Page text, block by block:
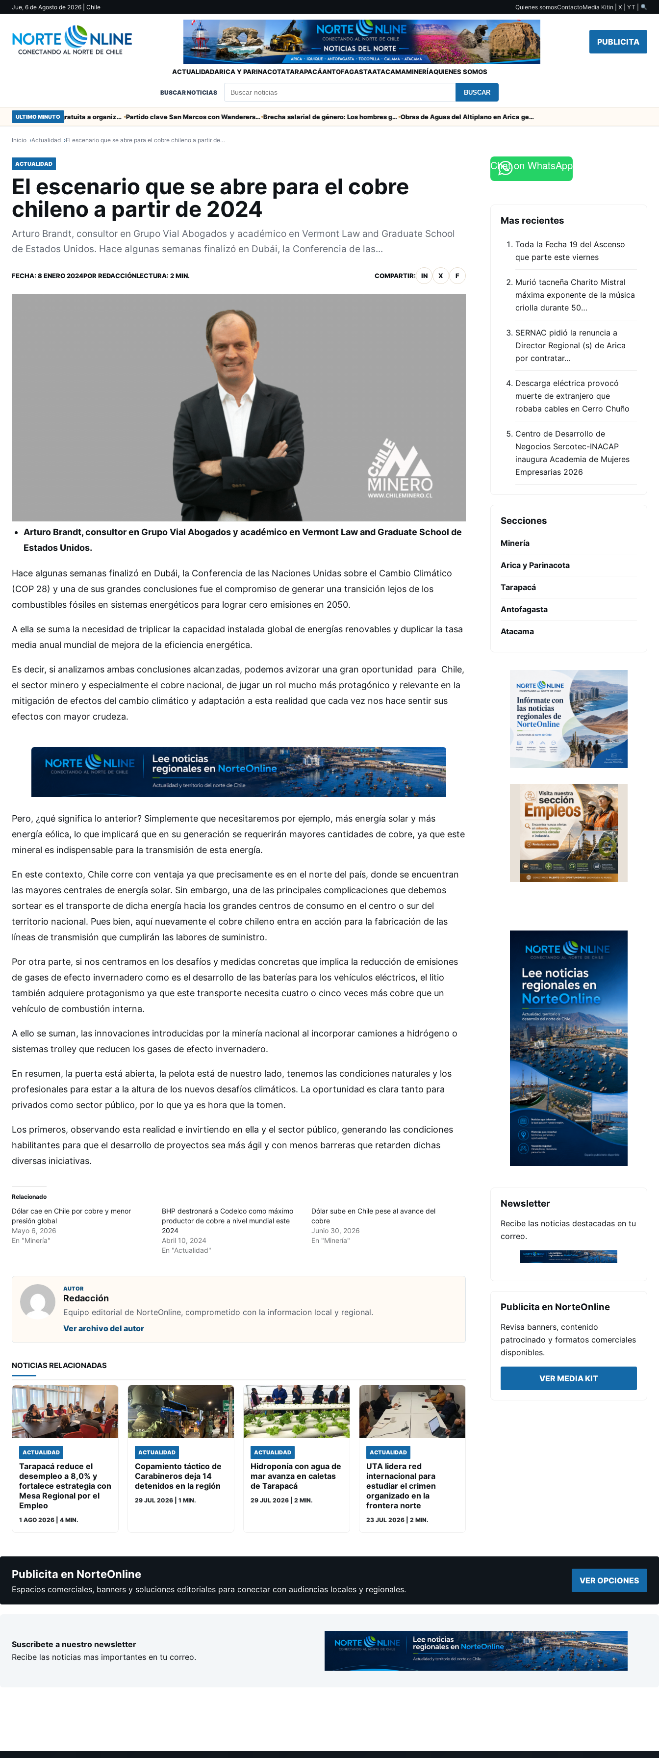
Jue, 6 de Agosto de 2026 | Chile Quienes somosContactoMedia Kitin | X | YT |
PUBLICITA
ACTUALIDADARICA Y PARINACOTATARAPACÁANTOFAGASTAATACAMAMINERÍAQUIENES SOMOS
BUSCAR NOTICIAS BUSCAR
ULTIMO MINUTO Entregaron fibra óptica gratuita a organizaciones sociales de Arica Partido clave San Marcos con Wanderers este sábado a las 15 horas en Valparaíso Brecha salarial de género: Los hombres ganan seis veces más que las mujeres Obras de Aguas del Altiplano en Arica generan puestos de trabajo
Inicio Actualidad El escenario que se abre para el cobre chileno a partir de…
ACTUALIDAD
El escenario que se abre para el cobre
chileno a partir de 2024
Arturo Brandt, consultor en Grupo Vial Abogados y académico en Vermont Law and Graduate School
de Estados Unidos. Hace algunas semanas finalizó en Dubái, la Conferencia de las...
FECHA: 8 ENERO 2024POR REDACCIÓNLECTURA: 2 MIN. COMPARTIR: IN X F
Arturo Brandt, consultor en Grupo Vial Abogados y académico en Vermont Law and Graduate School de
Estados Unidos.
Hace algunas semanas finalizó en Dubái, la Conferencia de las Naciones Unidas sobre el Cambio Climático
(COP 28) y una de sus grandes conclusiones fue el compromiso de generar una transición lejos de los
combustibles fósiles en sistemas energéticos para lograr cero emisiones en 2050.
A ella se suma la necesidad de triplicar la capacidad instalada global de energías renovables y duplicar la tasa
media anual mundial de mejora de la eficiencia energética.
Es decir, si analizamos ambas conclusiones alcanzadas, podemos avizorar una gran oportunidad para Chile,
el sector minero y especialmente el cobre nacional, de jugar un rol mucho más protagónico y relevante en la
mitigación de efectos del cambio climático y adaptación a esta realidad que cada vez nos hace sentir sus
efectos con mayor crudeza.
Pero, ¿qué significa lo anterior? Simplemente que necesitaremos por ejemplo, más energía solar y más
energía eólica, lo que implicará que en su generación se requerirán mayores cantidades de cobre, ya que este
mineral es indispensable para la transmisión de esta energía.
En este contexto, Chile corre con ventaja ya que precisamente es en el norte del país, donde se encuentran
las mayores centrales de energía solar. Sin embargo, una de las principales complicaciones que debemos
sortear es el transporte de dicha energía hacia los grandes centros de consumo en el centro o sur del
territorio nacional. Pues bien, aquí nuevamente el cobre chileno entra en acción para la fabricación de las
líneas de transmisión que cumplirán las labores de suministro.
Por otra parte, si nos centramos en los desafíos y medidas concretas que implica la reducción de emisiones
de gases de efecto invernadero como es el desarrollo de las baterías para los vehículos eléctricos, el litio
también adquiere protagonismo ya que este transporte necesita cuatro o cinco veces más cobre que un
vehículo de combustión interna.
A ello se suman, las innovaciones introducidas por la minería nacional al incorporar camiones a hidrógeno o
sistemas trolley que reducen los gases de efecto invernadero.
En resumen, la puerta está abierta, la pelota está de nuestro lado, tenemos las condiciones naturales y los
profesionales para estar a la altura de los nuevos desafíos climáticos. La oportunidad es clara tanto para
privados como sector público, por lo que ya es hora que la tomen.
Los primeros, observando esta realidad e invirtiendo en ella y el sector público, generando las condiciones
habilitantes para que el desarrollo de proyectos sea más ágil y con menos barreras que retarden dichas
diversas iniciativas.
Relacionado
Dólar cae en Chile por cobre y menor
presión global
Mayo 6, 2026
En "Minería"
BHP destronará a Codelco como máximo
productor de cobre a nivel mundial este
2024
Abril 10, 2024
En "Actualidad"
Dólar sube en Chile pese al avance del
cobre
Junio 30, 2026
En "Minería"
AUTOR
Redacción
Equipo editorial de NorteOnline, comprometido con la informacion local y regional.
Ver archivo del autor
NOTICIAS RELACIONADAS
ACTUALIDAD
Tarapacá reduce el
desempleo a 8,0% y
fortalece estrategia con
Mesa Regional por el
Empleo
1 AGO 2026 | 4 MIN.
ACTUALIDAD
Copamiento táctico de
Carabineros deja 14
detenidos en la región
29 JUL 2026 | 1 MIN.
ACTUALIDAD
Hidroponía con agua de
mar avanza en caletas
de Tarapacá
29 JUL 2026 | 2 MIN.
ACTUALIDAD
UTA lidera red
internacional para
estudiar el crimen
organizado en la
frontera norte
23 JUL 2026 | 2 MIN.
Chat on WhatsApp
Mas recientes
Toda la Fecha 19 del Ascenso
que parte este viernes
Murió tacneña Charito Mistral
máxima exponente de la música
criolla durante 50…
SERNAC pidió la renuncia a
Director Regional (s) de Arica
por contratar…
Descarga eléctrica provocó
muerte de extranjero que
robaba cables en Cerro Chuño
Centro de Desarrollo de
Negocios Sercotec-INACAP
inaugura Academia de Mujeres
Empresarias 2026
Secciones
Minería
Arica y Parinacota
Tarapacá
Antofagasta
Atacama
Newsletter
Recibe las noticias destacadas en tu
correo.
Publicita en NorteOnline
Revisa banners, contenido
patrocinado y formatos comerciales
disponibles.
VER MEDIA KIT
Publicita en NorteOnline
Espacios comerciales, banners y soluciones editoriales para conectar con audiencias locales y regionales.
VER OPCIONES
Suscribete a nuestro newsletter
Recibe las noticias mas importantes en tu correo.